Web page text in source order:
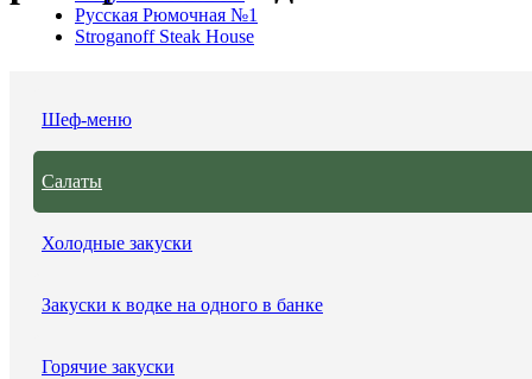
Русская Рюмочная №1
Stroganoff Steak House
Шеф-меню
Салаты
Холодные закуски
Закуски к водке на одного в банке
Горячие закуски